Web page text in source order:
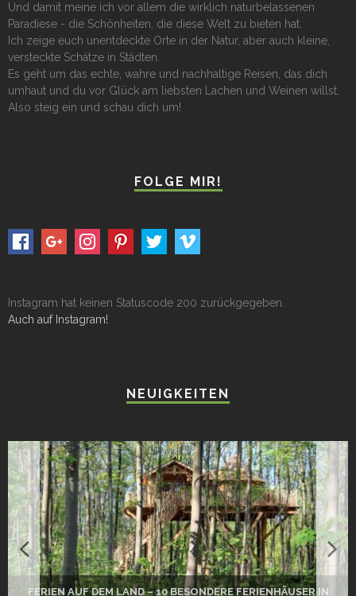
Und damit meine ich vor allem die wirklich naturbelassenen
Paradiese - die Schönheiten, die diese Welt zu bieten hat.
Ich zeige euch unentdeckte Orte in der Natur, aber auch kleine,
versteckte Schätze in Städten.
Es geht um das echte, wahre und nachhaltige Reisen, das dich
umhaut und du vor Glück am liebsten Lachen und Weinen willst.
Also steig ein und schau dich um!
FOLGE MIR!
Instagram hat keinen Statuscode 200 zurückgegeben.
Auch auf Instagram!
NEUIGKEITEN
FERIENHÄUSER IN DAS PERFEKTE CAMPING-